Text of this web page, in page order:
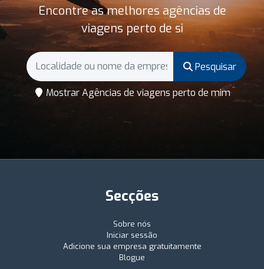
Encontre as melhores agências de
viagens perto de si
Pesquisar
Mostrar Agências de viagens perto de mim
Secções
Sobre nós
Iniciar sessão
Adicione sua empresa gratuitamente
Blogue